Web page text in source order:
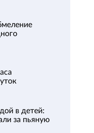
в детей:
за пьяную